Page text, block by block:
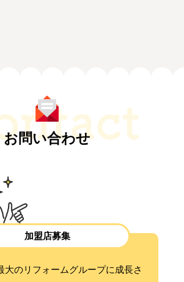
お問い合わせ
加盟店募集
大のリフォームグループに成長さ